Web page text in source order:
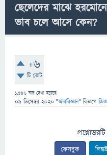
ছেলেদের মাঝে
ভাব চলে আসে কেন?
+6
টি ভোট
1,596 বার দেখা হয়েছে
09 ডিসেম্বর 2020 "জীববিজ্ঞান" বিভাগে
ফেসবুক